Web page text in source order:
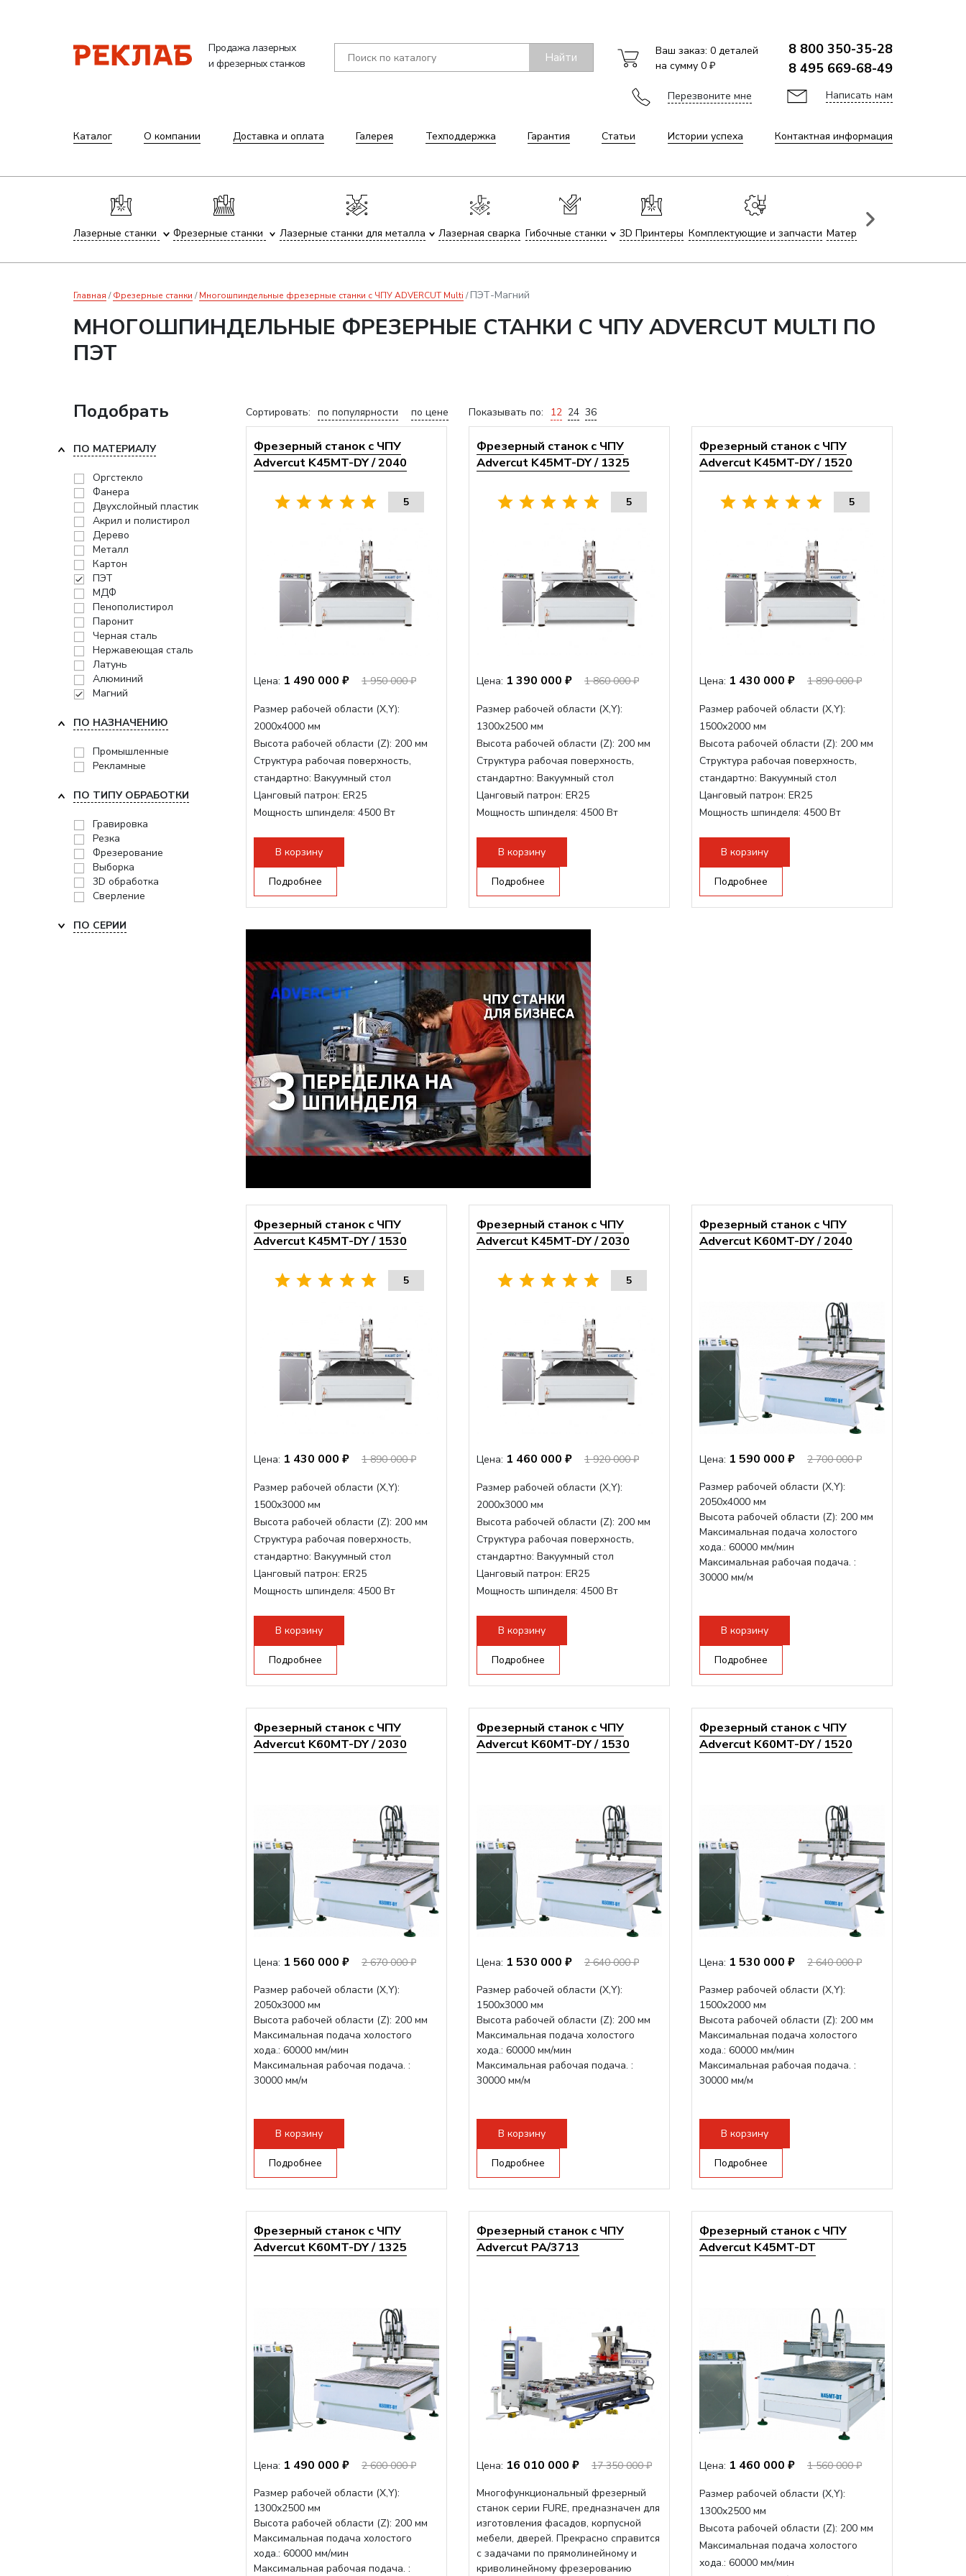
Продажа лазерных
и фрезерных станков
Найти Ваш заказ: 0деталей
на сумму 0 ₽
8 800 350-35-28
8 495 669-68-49
Перезвоните мне Написать нам
Каталог О компании Доставка и оплата Галерея Техподдержка Гарантия Статьи Истории успеха Контактная информация
Лазерные станки Фрезерные станки Лазерные станки для металла Лазерная сварка Гибочные станки 3D Принтеры Комплектующие и запчасти Материалы для лазерной
Главная Фрезерные станки Многошпиндельные фрезерные станки с ЧПУ ADVERCUT Multi ПЭТ-Магний
МНОГОШПИНДЕЛЬНЫЕ ФРЕЗЕРНЫЕ СТАНКИ С ЧПУ ADVERCUT MULTI ПО
ПЭТ
Сортировать: по популярности по цене Показывать по: 12 24 36
Фрезерный станок с ЧПУ
Advercut K45MT-DY / 2040
5
Цена: 1 490 000 ₽ 1 950 000 ₽
Размер рабочей области (Х,Y):
2000x4000 мм
Высота рабочей области (Z): 200 мм
Структура рабочая поверхность,
стандартно: Вакуумный стол
Цанговый патрон: ER25
Мощность шпинделя: 4500 Вт
Мощность инвертора:
В корзину
Подробнее
Фрезерный станок с ЧПУ
Advercut K45MT-DY / 1325
5
Цена: 1 390 000 ₽ 1 860 000 ₽
Размер рабочей области (Х,Y):
1300x2500 мм
Высота рабочей области (Z): 200 мм
Структура рабочая поверхность,
стандартно: Вакуумный стол
Цанговый патрон: ER25
Мощность шпинделя: 4500 Вт
Мощность инвертора:
В корзину
Подробнее
Фрезерный станок с ЧПУ
Advercut K45MT-DY / 1520
5
Цена: 1 430 000 ₽ 1 890 000 ₽
Размер рабочей области (Х,Y):
1500x2000 мм
Высота рабочей области (Z): 200 мм
Структура рабочая поверхность,
стандартно: Вакуумный стол
Цанговый патрон: ER25
Мощность шпинделя: 4500 Вт
Мощность инвертора:
В корзину
Подробнее
Фрезерный станок с ЧПУ
Advercut K45MT-DY / 1530
5
Цена: 1 430 000 ₽ 1 890 000 ₽
Размер рабочей области (Х,Y):
1500x3000 мм
Высота рабочей области (Z): 200 мм
Структура рабочая поверхность,
стандартно: Вакуумный стол
Цанговый патрон: ER25
Мощность шпинделя: 4500 Вт
Мощность инвертора:
В корзину
Подробнее
Фрезерный станок с ЧПУ
Advercut K45MT-DY / 2030
5
Цена: 1 460 000 ₽ 1 920 000 ₽
Размер рабочей области (Х,Y):
2000x3000 мм
Высота рабочей области (Z): 200 мм
Структура рабочая поверхность,
стандартно: Вакуумный стол
Цанговый патрон: ER25
Мощность шпинделя: 4500 Вт
Мощность инвертора:
В корзину
Подробнее
Фрезерный станок с ЧПУ
Advercut K60MT-DY / 2040
Цена: 1 590 000 ₽
2 700 000 ₽
Размер рабочей области (Х,Y):
2050x4000 мм
Высота рабочей области (Z): 200 мм
Максимальная подача холостого
хода.: 60000 мм/мин
Максимальная рабочая подача. :
30000 мм/м
В корзину
Подробнее
Фрезерный станок с ЧПУ
Advercut K60MT-DY / 2030
Цена: 1 560 000 ₽
2 670 000 ₽
Размер рабочей области (Х,Y):
2050x3000 мм
Высота рабочей области (Z): 200 мм
Максимальная подача холостого
хода.: 60000 мм/мин
Максимальная рабочая подача. :
30000 мм/м
В корзину
Подробнее
Фрезерный станок с ЧПУ
Advercut K60MT-DY / 1530
Цена: 1 530 000 ₽
2 640 000 ₽
Размер рабочей области (Х,Y):
1500x3000 мм
Высота рабочей области (Z): 200 мм
Максимальная подача холостого
хода.: 60000 мм/мин
Максимальная рабочая подача. :
30000 мм/м
В корзину
Подробнее
Фрезерный станок с ЧПУ
Advercut K60MT-DY / 1520
Цена: 1 530 000 ₽
2 640 000 ₽
Размер рабочей области (Х,Y):
1500x2000 мм
Высота рабочей области (Z): 200 мм
Максимальная подача холостого
хода.: 60000 мм/мин
Максимальная рабочая подача. :
30000 мм/м
В корзину
Подробнее
Фрезерный станок с ЧПУ
Advercut K60MT-DY / 1325
Цена: 1 490 000 ₽
2 600 000 ₽
Размер рабочей области (Х,Y):
1300x2500 мм
Высота рабочей области (Z): 200 мм
Максимальная подача холостого
хода.: 60000 мм/мин
Максимальная рабочая подача. :
Фрезерный станок с ЧПУ
Advercut PA/3713
Цена: 16 010 000 ₽
17 350 000 ₽
Многофункциональный фрезерный
станок серии FURE, предназначен для
изготовления фасадов, корпусной
мебели, дверей. Прекрасно справится
с задачами по прямолинейному и
криволинейному фрезерованию
Фрезерный станок с ЧПУ
Advercut K45MT-DT
Цена: 1 460 000 ₽ 1 560 000 ₽
Размер рабочей области (Х,Y):
1300x2500 мм
Высота рабочей области (Z): 200 мм
Максимальная подача холостого
хода.: 60000 мм/мин
Подобрать
ПО МАТЕРИАЛУ
Оргстекло
Фанера
Двухслойный пластик
Акрил и полистирол
Дерево
Металл
Картон
ПЭТ
МДФ
Пенополистирол
Паронит
Черная сталь
Нержавеющая сталь
Латунь
Алюминий
Магний
ПО НАЗНАЧЕНИЮ
Промышленные
Рекламные
ПО ТИПУ ОБРАБОТКИ
Гравировка
Резка
Фрезерование
Выборка
3D обработка
Сверление
ПО СЕРИИ